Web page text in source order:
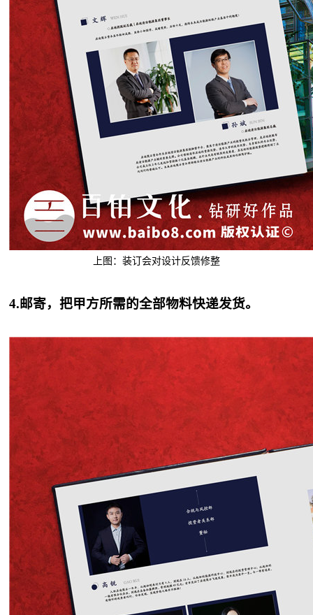
上图：装订会对设计反馈修整
4.邮寄，把甲方所需的全部物料快递发货。